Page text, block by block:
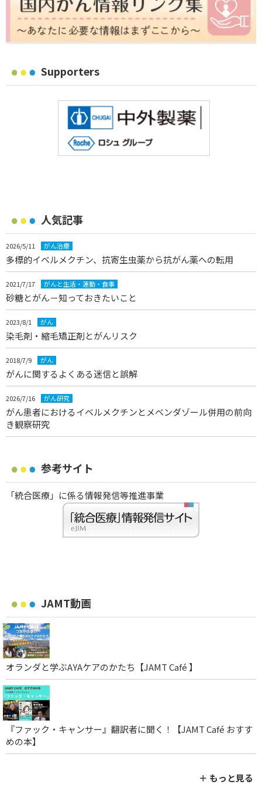
Supporters
人気記事
2026/5/11 がん治療
多標的イベルメクチン、抗寄生虫薬から抗がん薬への転用
2021/7/17 がんと生活・運動・食事
砂糖とがん－知っておきたいこと
2023/8/1 がん
染毛剤・縮毛矯正剤とがんリスク
2018/7/9 がん
がんに関するよくある迷信と誤解
2026/7/16 がん研究
がん患者におけるイベルメクチンとメベンダゾール併用の前向
き観察研究
参考サイト
「統合医療」に係る情報発信等推進事業
JAMT動画
オランダと学ぶAYAケアのかたち【JAMT Café 】
『ファック・キャンサー』翻訳者に聞く！【JAMT Café おすす
めの本】
＋ もっと見る